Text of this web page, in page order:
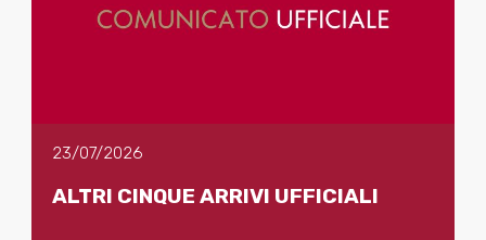
23/07/2026
ALTRI CINQUE ARRIVI UFFICIALI